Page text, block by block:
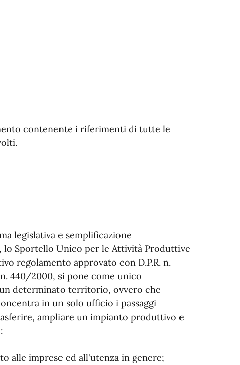
contenente i riferimenti di tutte le
legislativa e semplificazione
lo Sportello Unico per le Attività Produttive
regolamento approvato con D.P.R. n.
440/2000, si pone come unico
determinato territorio, ovvero che
in un solo ufficio i passaggi
ampliare un impianto produttivo e
alle imprese ed all'utenza in genere;